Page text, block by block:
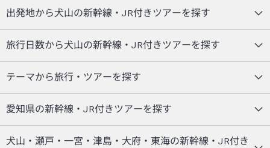
出発地から犬山の新幹線・JR付きツアーを探す
旅行日数から犬山の新幹線・JR付きツアーを探す
テーマから旅行・ツアーを探す
愛知県の新幹線・JR付きツアーを探す
犬山・瀬戸・一宮・津島・大府・東海の新幹線・JR付き